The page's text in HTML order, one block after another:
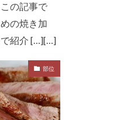
の記事で
の焼き加
で紹介 […][…]
部位